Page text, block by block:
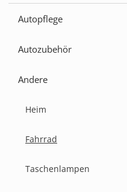
Autopflege
Autozubehör
Andere
Heim
Fahrrad
Taschenlampen